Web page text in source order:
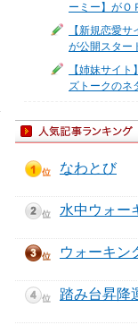
ーミー】がＯ
【新規恋愛
が公開スター
【姉妹サイ
ズトークのネ
なわとび
水中ウォー
ウォーキン
踏み台昇降